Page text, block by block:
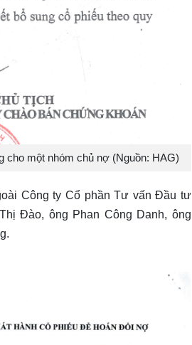
cho một nhóm chủ nợ (Nguồn: HAG)
Công ty Cổ phần Tư vấn Đầu tư
Đào, ông Phan Công Danh, ông